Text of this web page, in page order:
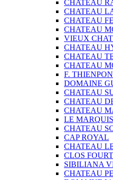
CHATEAU
CHATEAU
CHATEAU
CHATEAU
VIEUX
CHATEAU
CHATEAU
CHATEAU
F.
DOMAINE
CHATEAU
CHATEAU
CHATEAU
LE
CHATEAU
CAP ROYAL
CHATEAU
CLOS
SIBILIANA
CHATEAU